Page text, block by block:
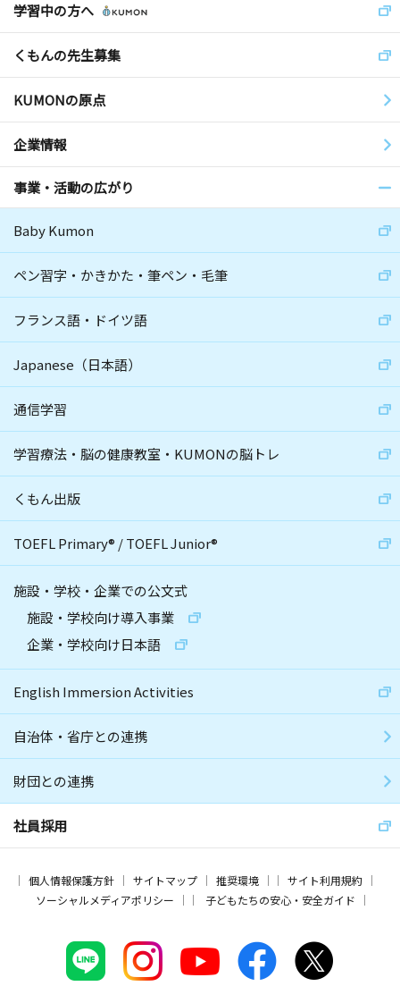
学習中の方へ
くもんの先生募集
KUMONの原点
企業情報
事業・活動の広がり
Baby Kumon
ペン習字・かきかた・筆ペン・毛筆
フランス語・ドイツ語
Japanese（日本語）
通信学習
学習療法・脳の健康教室・KUMONの脳トレ
くもん出版
TOEFL Primary® /TOEFL Junior®
施設・学校・企業での公文式
施設・学校向け導入事業
企業・学校向け日本語
English Immersion Activities
自治体・省庁との連携
財団との連携
社員採用
個人情報保護方針 サイトマップ 推奨環境
サイト利用規約
ソーシャルメディアポリシー
子どもたちの安心・安全ガイド